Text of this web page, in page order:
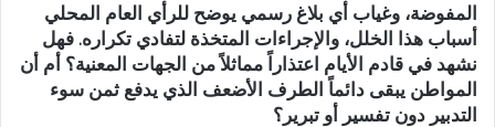
المفوضة، وغياب أي بلاغ رسمي يوضح للرأي العام المحلي
أسباب هذا الخلل، والإجراءات المتخذة لتفادي تكراره. فهل
نشهد في قادم الأيام اعتذاراً مماثلاً من الجهات المعنية؟ أم أن
المواطن يبقى دائماً الطرف الأضعف الذي يدفع ثمن سوء
التدبير دون تفسير أو تبرير؟